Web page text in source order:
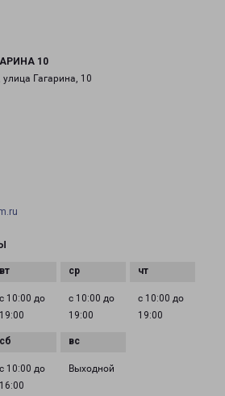
10
Гагарина, 10
с 10:00 до
19:00
с 10:00 до
19:00
с 10:00 до
19:00
с 10:00 до
16:00
Выходной